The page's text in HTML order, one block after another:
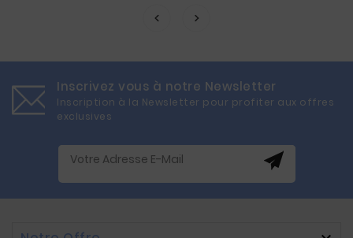
Inscrivez vous à notre Newsletter
Inscription à la Newsletter pour profiter aux offres
exclusives